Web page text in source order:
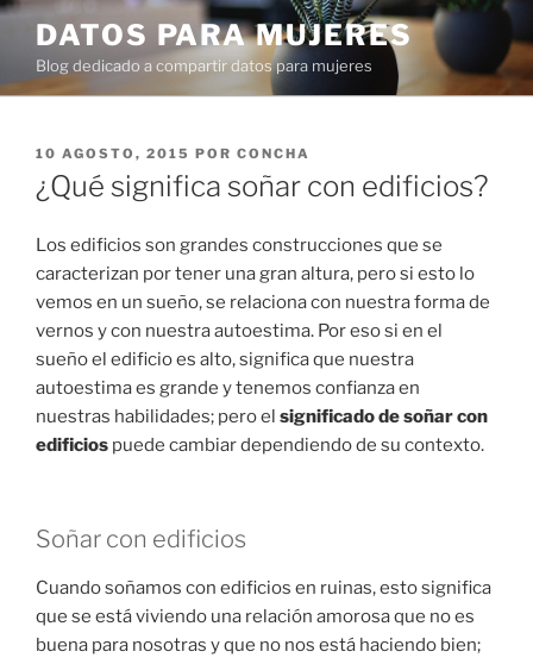
Ir
contenido
DATOS PARA MUJERES
Blog dedicado a compartir datos para mujeres
PUBLICADO
EN
10 AGOSTO, 2015 POR CONCHA
¿Qué significa soñar con edificios?
Los edificios son grandes construcciones que se
caracterizan por tener una gran altura, pero si esto lo
vemos en un sueño, se relaciona con nuestra forma de
vernos y con nuestra autoestima. Por eso si en el
sueño el edificio es alto, significa que nuestra
autoestima es grande y tenemos confianza en
nuestras habilidades; pero el significado de soñar con
edificios puede cambiar dependiendo de su contexto.
Soñar con edificios
Cuando soñamos con edificios en ruinas, esto significa
que se está viviendo una relación amorosa que no es
buena para nosotras y que no nos está haciendo bien;